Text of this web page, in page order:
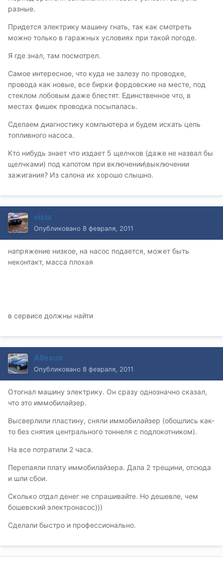
разные.
Придется электрику машину гнать, так как смотреть
можно только в гаражных условиях при такой погоде.
Я где знал, там посмотрел.
Самое интересное, что куда не залезу по проводке,
провода как новые, все бирки фордовские на месте, под
стеклом лобовым даже блестят. Единственное что, в
местах фишек проводка посыпалась.
Сделаем диагностику компьютера и будем искать цепь
топливного насоса.
Кто нибудь знает что издает 5 щелчков (даже не назвал бы
щелчками) под капотом при включении\выключении
зажигания? Из салона их хорошо слышно.
visla
Опубликовано 8 февраля, 2011
напряжение низкое, на насос подается, может быть
неконтакт, масса плохая
в сервисе должны найти
Allexus
Опубликовано 8 февраля, 2011
Отогнал машину электрику. Он сразу однозначно сказал,
что это иммобилайзер.
Высверлили пластину, сняли иммобилайзер (обошлись как-
то без снятия центрального тоннеля с подлокотником).
На все потратили 2 часа.
Перепаяли плату иммобилайзера. Дала 2 трещини, отсюда
и шли сбои.
Сколько отдал денег не спрашивайте. Но дешевле, чем
бошевский электронасос)))
Сделали быстро и профессионально.